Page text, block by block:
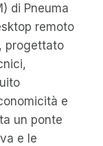
di Pneuma
remoto
progettato
e
un ponte
e le